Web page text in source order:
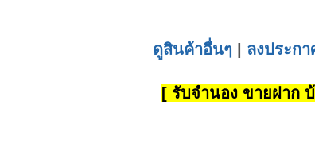
ดูสินค้าอื่นๆ ลงประกา
[ รับจำนอง ขายฝาก